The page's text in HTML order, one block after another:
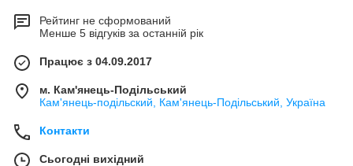
Рейтинг не сформований
Менше 5 відгуків за останній рік
Працює з 04.09.2017
м. Кам'янець-Подільський
Кам'янець-подільский, Кам'янець-Подільський, Україна
Контакти
Сьогодні вихідний